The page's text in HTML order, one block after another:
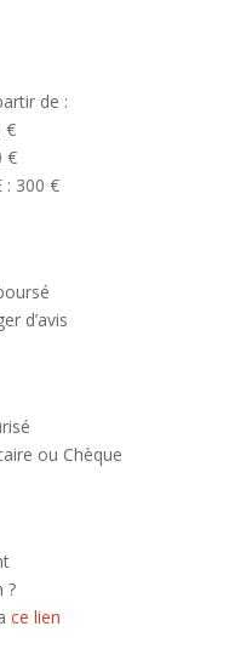
de :
€
€
: 300 €
d’avis
ou Chèque
?
ce lien